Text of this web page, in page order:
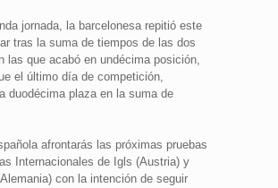
jornada, la barcelonesa repitió este
tras la suma de tiempos de las dos
las que acabó en undécima posición,
el último día de competición,
duodécima plaza en la suma de
afrontarás las próximas pruebas
Internacionales de Igls (Austria) y
con la intención de seguir